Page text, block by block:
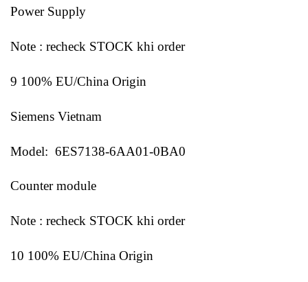
Power Supply
Note : recheck STOCK khi order
9 100% EU/China Origin
Siemens Vietnam
Model: 6ES7138-6AA01-0BA0
Counter module
Note : recheck STOCK khi order
10 100% EU/China Origin